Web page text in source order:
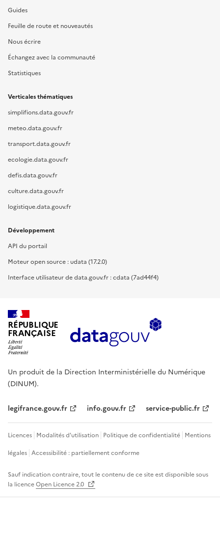
Guides
Feuille de route et nouveautés
Nous écrire
Échangez avec la communauté
Statistiques
Verticales thématiques
simplifions.data.gouv.fr
meteo.data.gouv.fr
transport.data.gouv.fr
ecologie.data.gouv.fr
defis.data.gouv.fr
culture.data.gouv.fr
logistique.data.gouv.fr
Développement
API du portail
Moteur open source : udata (17.2.0)
Interface utilisateur de data.gouv.fr : cdata (7ad44f4)
RÉPUBLIQUE
FRANÇAISE
Un produit de la Direction Interministérielle du Numérique
(DINUM).
legifrance.gouv.fr info.gouv.fr service-public.fr
Licences Modalités d'utilisation Politique de confidentialité Mentions
légales Accessibilité : partiellement conforme
Sauf indication contraire, tout le contenu de ce site est disponible sous
la licenceOpen Licence 2.0